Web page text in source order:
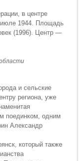
в центре
июле 1944. Площадь
(1996). Центр —
и сельские
региона, уже
поединком, одним
Александр
который также